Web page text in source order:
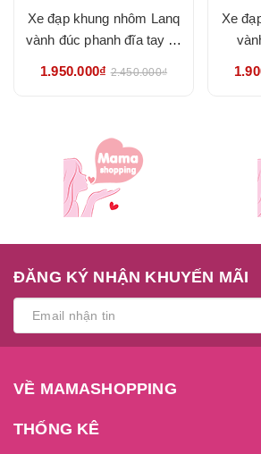
Xe đạp khung nhôm Lanq
vành đúc phanh đĩa tay lái
1.950.000₫ 2.450.000₫
Xe
ĐĂNG KÝ NHẬN KHUYẾN MÃI
VỀ MAMASHOPPING
THỐNG KÊ